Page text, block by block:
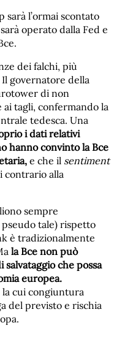
sarà l’ormai scontato
operato dalla Fed e
dei falchi, più
Il governatore della
di non
tagli, confermando la
tedesca. Una
i dati relativi
hanno convinto la Bce
e che il sentiment
contrario alla
sempre
tale) rispetto
è tradizionalmente
la Bce non può
salvataggio che possa
europea.
cui congiuntura
del previsto e rischia